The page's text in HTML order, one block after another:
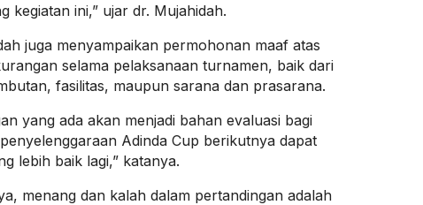
kegiatan ini,” ujar dr. Mujahidah.
juga menyampaikan permohonan maaf atas
selama pelaksanaan turnamen, baik dari
fasilitas, maupun sarana dan prasarana.
yang ada akan menjadi bahan evaluasi bagi
Adinda Cup berikutnya dapat
lebih baik lagi,” katanya.
menang dan kalah dalam pertandingan adalah